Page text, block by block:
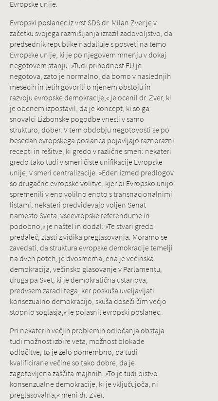
Evropske unije.
Evropski poslanec iz vrst SDS dr. Milan Zver je v
začetku svojega razmišljanja izrazil zadovoljstvo, da
predsednik republike nadaljuje s posveti na temo
Evropske unije, ki je po njegovem mnenju v dokaj
negotovem stanju. »Tudi prihodnost EU je
negotova, zato je normalno, da bomo v naslednjih
mesecih in letih govorili o njenem obstoju in
razvoju evropske demokracije,« je ocenil dr. Zver, ki
je obenem izpostavil, da je koncept, ki so ga
snovalci Lizbonske pogodbe vnesli v samo
strukturo, dober. V tem obdobju negotovosti se po
besedah evropskega poslanca pojavljajo raznorazni
recepti in rešitve, ki gredo v različne smeri: nekateri
gredo tako tudi v smeri čiste unifikacije Evropske
unije, v smeri centralizacije. »Eden izmed predlogov
so drugačne evropske volitve, kjer bi Evropsko unijo
spremenili v eno volilno enoto s transnacionalnimi
listami, nekateri predvidevajo voljen Senat
namesto Sveta, vseevropske referendume in
podobno,« je naštel in dodal: »Te stvari gredo
predaleč, zlasti z vidika preglasovanja. Moramo se
zavedati, da struktura evropske demokracije temelji
na dveh poteh, je dvosmerna, ena je večinska
demokracija, večinsko glasovanje v Parlamentu,
druga pa Svet, ki je demokratična ustanova,
predvsem zaradi tega, ker poskuša uveljavljati
konsezualno demokracijo, skuša doseči čim večjo
stopnjo soglasja,« je pojasnil evropski poslanec.
Pri nekaterih večjih problemih odločanja obstaja
tudi možnost izbire veta, možnost blokade
odločitve, to je zelo pomembno, pa tudi
kvalificirane večine so tako dobre, da je
zagotovljena zaščita majhnih. »To je tudi bistvo
konsenzualne demokracije, ki je vključujoča, ni
preglasovalna,« meni dr. Zver.